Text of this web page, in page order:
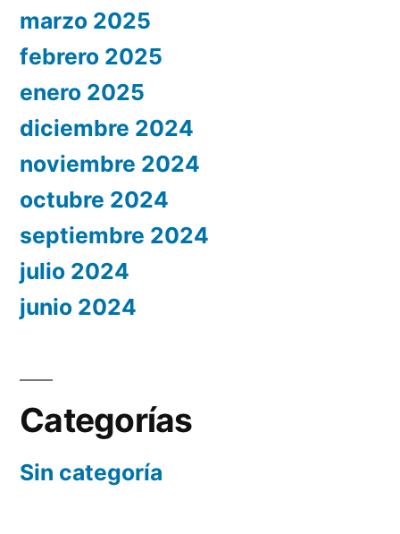
marzo 2025
febrero 2025
enero 2025
diciembre 2024
noviembre 2024
octubre 2024
septiembre 2024
julio 2024
junio 2024
Categorías
Sin categoría